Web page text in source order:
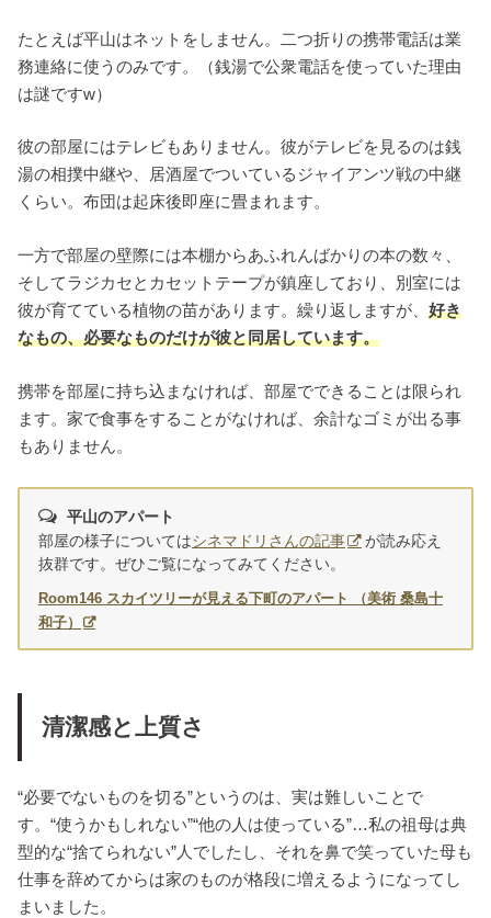
たとえば平山はネットをしません。二つ折りの携帯電話は業
務連絡に使うのみです。（銭湯で公衆電話を使っていた理由
は謎ですw）
彼の部屋にはテレビもありません。彼がテレビを見るのは銭
湯の相撲中継や、居酒屋でついているジャイアンツ戦の中継
くらい。布団は起床後即座に畳まれます。
一方で部屋の壁際には本棚からあふれんばかりの本の数々、
そしてラジカセとカセットテープが鎮座しており、別室には
彼が育てている植物の苗があります。繰り返しますが、好き
なもの、必要なものだけが彼と同居しています。
携帯を部屋に持ち込まなければ、部屋でできることは限られ
ます。家で食事をすることがなければ、余計なゴミが出る事
もありません。
平山のアパート
部屋の様子についてはシネマドリさんの記事
が読み応え
抜群です。ぜひご覧になってみてください。
Room146 スカイツリーが見える下町のアパート （美術 桑島十
和子）
清潔感と上質さ
“必要でないものを切る”というのは、実は難しいことで
す。“使うかもしれない”“他の人は使っている”…私の祖母は典
型的な“捨てられない”人でしたし、それを鼻で笑っていた母も
仕事を辞めてからは家のものが格段に増えるようになってし
まいました。